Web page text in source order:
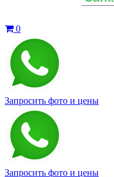
0
Запросить фото и цены
Запросить фото и цены